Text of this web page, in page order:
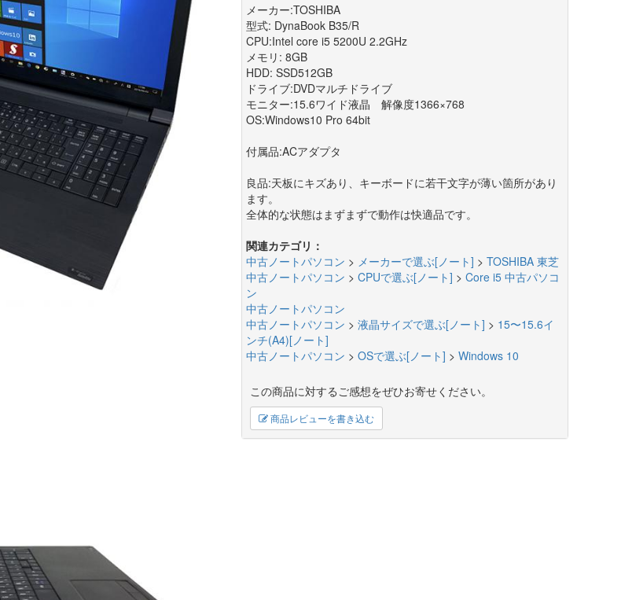
メーカー:TOSHIBA
型式: DynaBook B35/R
CPU:Intel core i5 5200U 2.2GHz
メモリ: 8GB
HDD: SSD512GB
ドライブ:DVDマルチドライブ
モニター:15.6ワイド液晶 解像度1366×768
OS:Windows10 Pro 64bit
付属品:ACアダプタ
良品:天板にキズあり、キーボードに若干文字が薄い箇所があり
ます。
全体的な状態はまずまずで動作は快適品です。
関連カテゴリ：
中古ノートパソコン > メーカーで選ぶ[ノート] > TOSHIBA 東芝
中古ノートパソコン > CPUで選ぶ[ノート] > Core i5 中古パソコ
ン
中古ノートパソコン
中古ノートパソコン > 液晶サイズで選ぶ[ノート] > 15〜15.6イ
ンチ(A4)[ノート]
中古ノートパソコン > OSで選ぶ[ノート] > Windows 10
この商品に対するご感想をぜひお寄せください。
商品レビューを書き込む